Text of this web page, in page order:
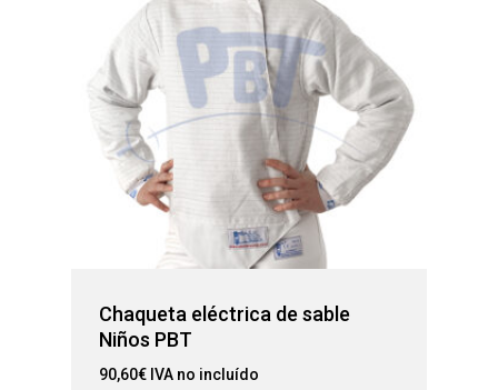
Chaqueta eléctrica de sable
Niños PBT
90,60€ IVA no incluído